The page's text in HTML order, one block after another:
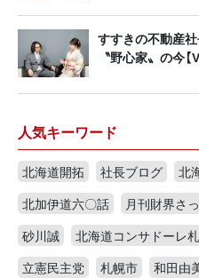
すすきの不動産
〝野心家〟の今【
人気キーワード
北海道開拓 社長ブログ
北
北加伊道六〇話
月刊財界さ
砂川誠
北海道コンサドーレ
立憲民主党
札幌市 和田由